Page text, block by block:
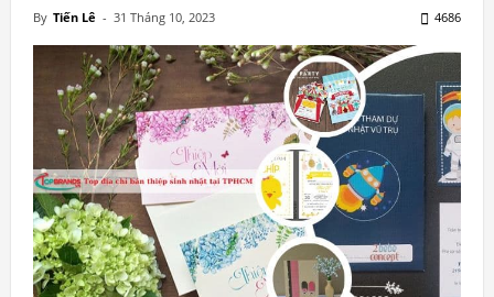
By Tiến Lê - 31 Tháng 10, 2023 4686